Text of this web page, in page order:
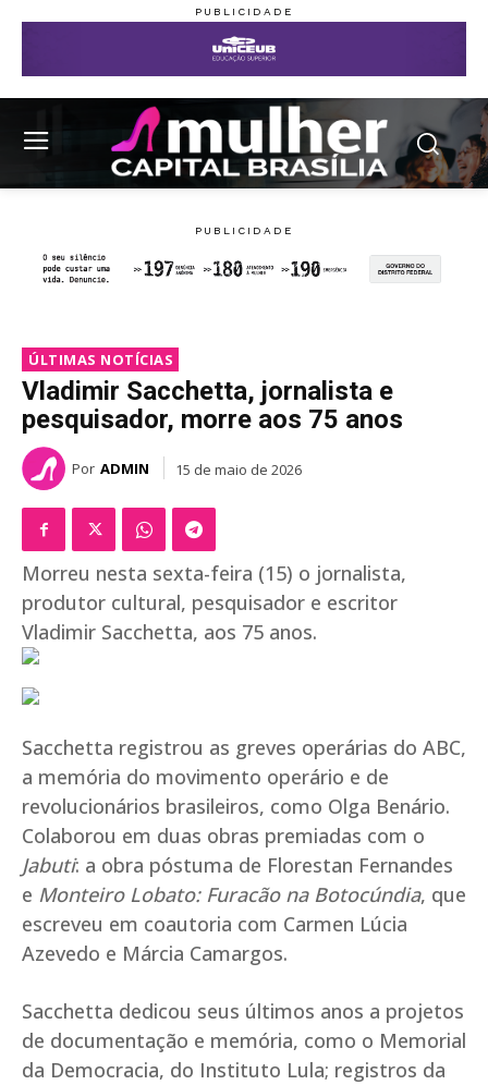
ÚLTIMAS NOTÍCIAS
Vladimir Sacchetta, jornalista e
pesquisador, morre aos 75 anos
Por ADMIN 15 de maio de 2026
Morreu nesta sexta-feira (15) o jornalista,
produtor cultural, pesquisador e escritor
Vladimir Sacchetta, aos 75 anos.
Sacchetta registrou as greves operárias do ABC,
a memória do movimento operário e de
revolucionários brasileiros, como Olga Benário.
Colaborou em duas obras premiadas com o
Jabuti: a obra póstuma de Florestan Fernandes
e Monteiro Lobato: Furacão na Botocúndia, que
escreveu em coautoria com Carmen Lúcia
Azevedo e Márcia Camargos.
Sacchetta dedicou seus últimos anos a projetos
de documentação e memória, como o Memorial
da Democracia, do Instituto Lula; registros da